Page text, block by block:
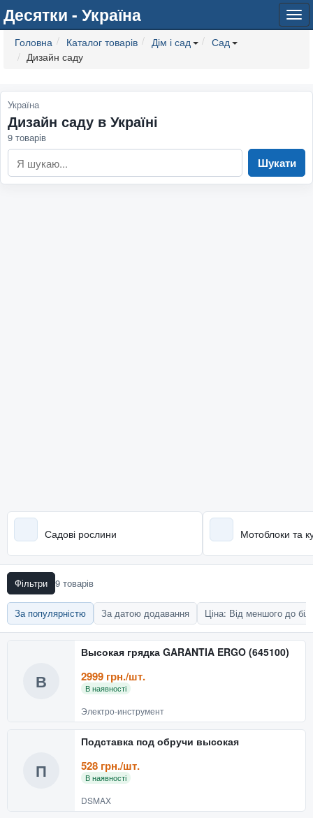
Десятки - Україна
Головна Каталог товарів Дім і сад
Сад
Дизайн саду
Україна
Дизайн саду в Україні
9 товарів
Шукати
Садові рослини Мотоблоки та
Фільтри 9 товарів
За популярністю За датою додавання Ціна: Від меншого до
В
Высокая грядка GARANTIA ERGO (645100)
2999 грн./шт.
В наявності
Электро-инструмент
П
Подставка под обручи высокая
528 грн./шт.
В наявності
DSMAX